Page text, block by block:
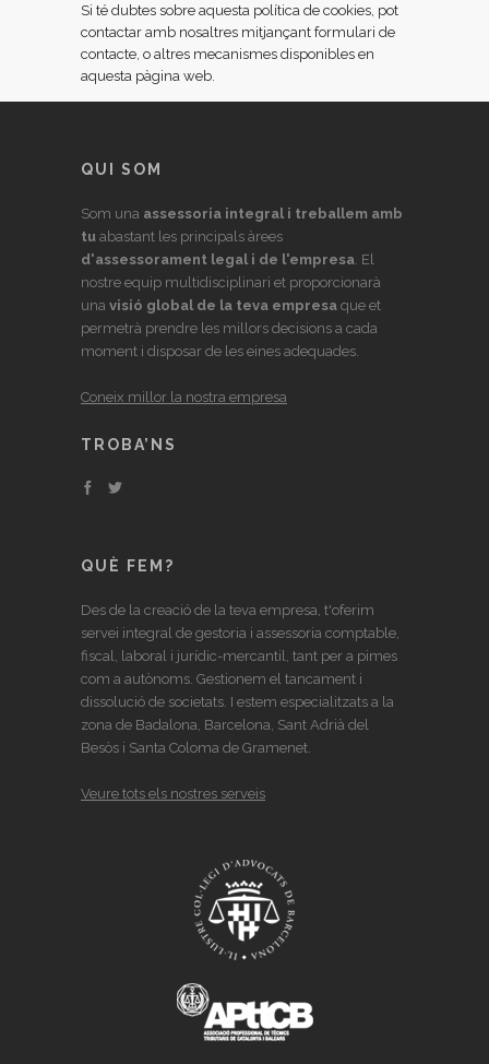
Si té dubtes sobre aquesta política de cookies, pot
contactar amb nosaltres mitjançant formulari de
contacte, o altres mecanismes disponibles en
aquesta pàgina web.
QUI SOM
Som una assessoria integral i treballem amb
tu abastant les principals àrees
d'assessorament legal i de l'empresa. El
nostre equip multidisciplinari et proporcionarà
una visió global de la teva empresa que et
permetrà prendre les millors decisions a cada
moment i disposar de les eines adequades.
Coneix millor la nostra empresa
TROBA’NS
QUÈ FEM?
Des de la creació de la teva empresa, t'oferim
servei integral de gestoria i assessoria comptable,
fiscal, laboral i jurídic-mercantil, tant per a pimes
com a autònoms. Gestionem el tancament i
dissolució de societats. I estem especialitzats a la
zona de Badalona, Barcelona, Sant Adrià del
Besòs i Santa Coloma de Gramenet.
Veure tots els nostres serveis